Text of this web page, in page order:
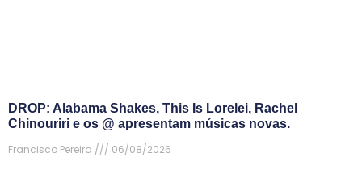
DROP: Alabama Shakes, This Is Lorelei, Rachel
Chinouriri e os @ apresentam músicas novas.
Francisco Pereira
06/08/2026